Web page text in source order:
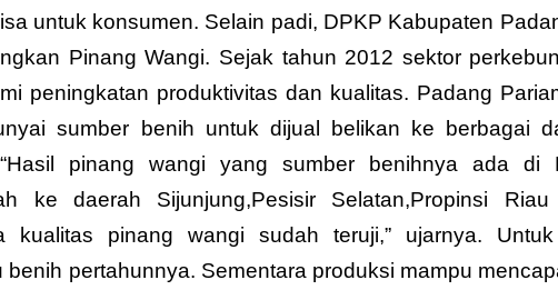
untuk konsumen. Selain padi, DPKP Kabupaten
Pinang Wangi. Sejak tahun 2012 sektor
peningkatan produktivitas dan kualitas. Padang
sumber benih untuk dijual belikan ke berbagai
pinang wangi yang sumber benihnya ada di
ke daerah Sijunjung,Pesisir Selatan,Propinsi
kualitas pinang wangi sudah teruji,” ujarnya.
benih pertahunnya. Sementara produksi mampu